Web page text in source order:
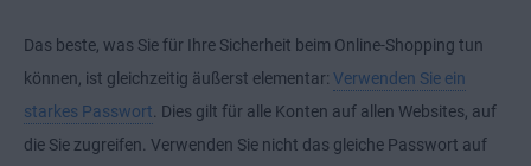
Das beste, was Sie für Ihre Sicherheit beim Online-Shopping tun
können, ist gleichzeitig äußerst elementar: Verwenden Sie ein
starkes Passwort . Dies gilt für alle Konten auf allen Websites, auf
die Sie zugreifen. Verwenden Sie nicht das gleiche Passwort auf